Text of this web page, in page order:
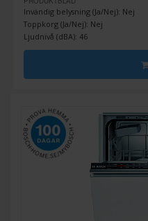
Invändig belysning (Ja/Nej): Nej
Toppkorg (Ja/Nej): Nej
Ljudnivå (dBA): 46